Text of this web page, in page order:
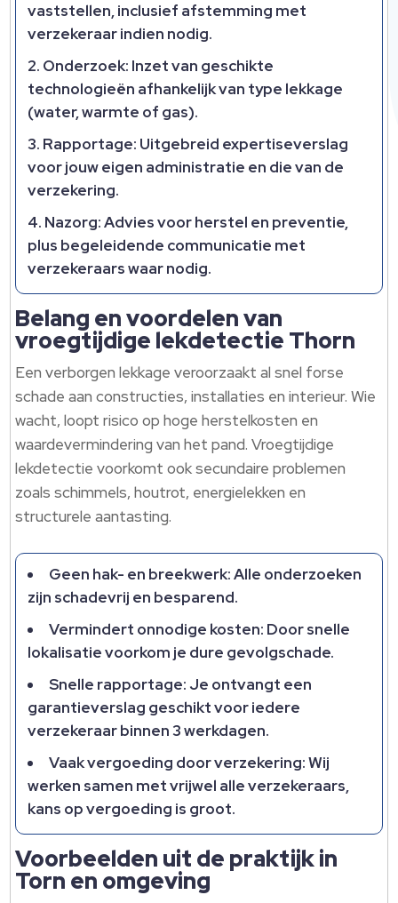
vaststellen, inclusief afstemming met
verzekeraar indien nodig.
Onderzoek: Inzet van geschikte
technologieën afhankelijk van type lekkage
(water, warmte of gas).
Rapportage: Uitgebreid expertiseverslag
voor jouw eigen administratie en die van de
verzekering.
Nazorg: Advies voor herstel en preventie,
plus begeleidende communicatie met
verzekeraars waar nodig.
Belang en voordelen van
vroegtijdige lekdetectie Thorn
Een verborgen lekkage veroorzaakt al snel forse
schade aan constructies, installaties en interieur. Wie
wacht, loopt risico op hoge herstelkosten en
waardevermindering van het pand. Vroegtijdige
lekdetectie voorkomt ook secundaire problemen
zoals schimmels, houtrot, energielekken en
structurele aantasting.
Geen hak- en breekwerk: Alle onderzoeken
zijn schadevrij en besparend.
Vermindert onnodige kosten: Door snelle
lokalisatie voorkom je dure gevolgschade.
Snelle rapportage: Je ontvangt een
garantieverslag geschikt voor iedere
verzekeraar binnen 3 werkdagen.
Vaak vergoeding door verzekering: Wij
werken samen met vrijwel alle verzekeraars,
kans op vergoeding is groot.
Voorbeelden uit de praktijk in
Torn en omgeving